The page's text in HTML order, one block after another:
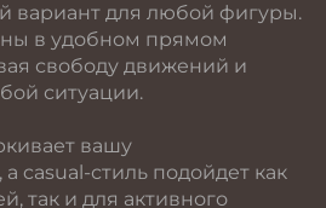
вариант для любой фигуры.
в удобном прямом
свободу движений и
ситуации.
вашу
casual-стиль подойдет как
так и для активного